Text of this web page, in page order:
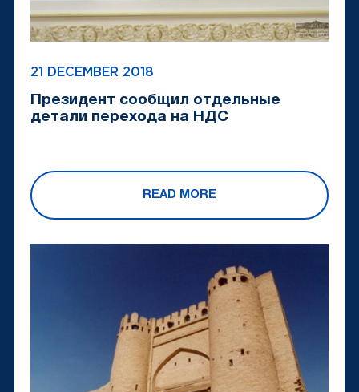
21 DECEMBER 2018
Президент сообщил отдельные
детали перехода на НДС
READ MORE